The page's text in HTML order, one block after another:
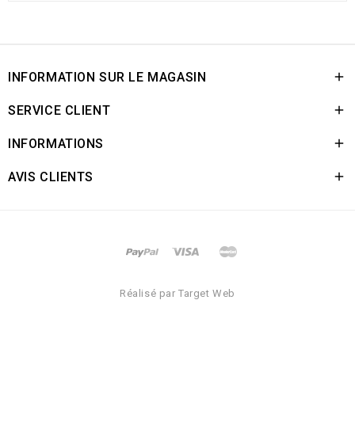
INFORMATION SUR LE MAGASIN 
SERVICE CLIENT 
INFORMATIONS 
AVIS CLIENTS 
Réalisé par Target Web